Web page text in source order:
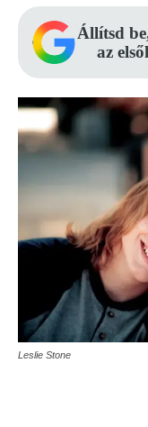
Állítsd
az
Leslie Stone